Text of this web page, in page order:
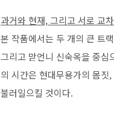
과거와 현재, 그리고 서로 교
본 작품에서는 두 개의 큰 트
그리고 맏언니 신숙옥을 중심
의 시간은 현대무용가의 몸
불러일으킬 것이다.